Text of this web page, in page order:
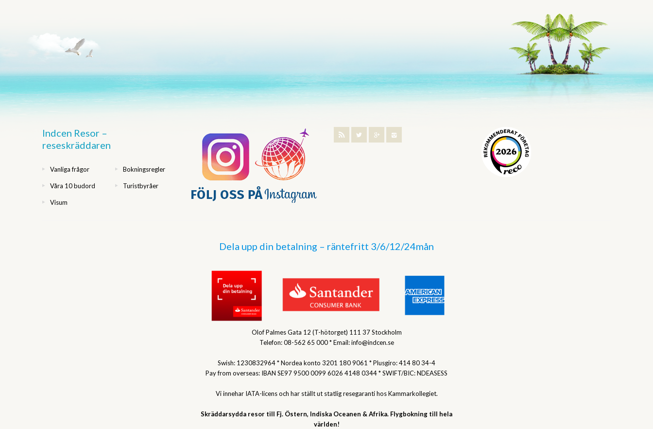
Indcen Resor –
reseskräddaren
Vanliga frågor Bokningsregler
Våra 10 budord Turistbyråer
Visum
Dela upp din betalning – räntefritt 3/6/12/24mån
Olof Palmes Gata 12 (T-hötorget) 111 37 Stockholm
Telefon: 08-562 65 000 * Email: info@indcen.se
Swish: 1230832964 * Nordea konto 3201 180 9061 * Plusgiro: 414 80 34-4
Pay from overseas: IBAN SE97 9500 0099 6026 4148 0344 * SWIFT/BIC: NDEASESS
Vi innehar IATA-licens och har ställt ut statlig resegaranti hos Kammarkollegiet.
Skräddarsydda resor till Fj. Östern, Indiska Oceanen & Afrika. Flygbokning till hela
världen!